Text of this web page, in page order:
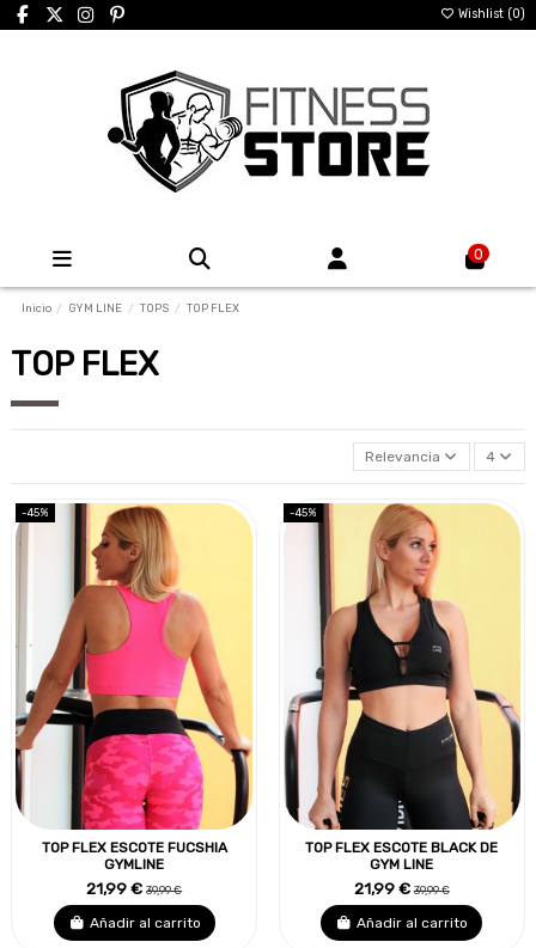
Wishlist (0)
0
Inicio GYM LINE TOPS TOP FLEX
TOP FLEX
Relevancia 4
-45%
TOP FLEX ESCOTE FUCSHIA
GYMLINE
21,99 €39,99 €
Añadir al carrito
-45%
TOP FLEX ESCOTE BLACK DE
GYM LINE
21,99 €39,99 €
Añadir al carrito